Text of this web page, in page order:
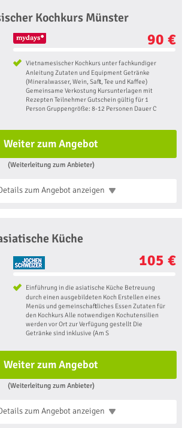
Kochkurs Münster
90 €
Vietnamesischer Kochkurs unter fachkundiger
Anleitung Zutaten und Equipment Getränke
(Mineralwasser, Wein, Saft, Tee und Kaffee)
Gemeinsame Verkostung Kursunterlagen mit
Rezepten Teilnehmer Gutschein gültig für 1
Person Gruppengröße: 8-12 Personen Dauer C
Weiter zum Angebot
(Weiterleitung zum Anbieter)
zum Angebotanzeigen
Küche
105 €
Einführung in die asiatische Küche Betreuung
durch einen ausgebildeten Koch Erstellen eines
Menüs und gemeinschaftliches Essen Zutaten für
den Kochkurs Alle notwendigen Kochutensilien
werden vor Ort zur Verfügung gestellt Die
Getränke sind inklusive (Am S
Weiter zum Angebot
(Weiterleitung zum Anbieter)
zum Angebotanzeigen